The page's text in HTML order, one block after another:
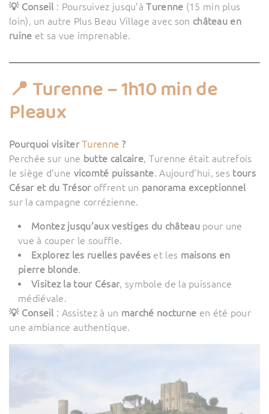
💡 Conseil : Poursuivez jusqu’àTurenne (15 min plus
loin), un autre Plus Beau Village avec son château en
ruine et sa vue imprenable.
📍 Turenne – 1h10 min de
Pleaux
Pourquoi visiterTurenne ?
Perchée sur une butte calcaire, Turenne était autrefois
le siège d’une vicomté puissante. Aujourd’hui, ses tours
César et du Trésoroffrent un panorama exceptionnel
sur la campagne corrézienne.
Montez jusqu’aux vestiges du châteaupour une
vue à couper le souffle.
Explorez les ruelles pavées et les maisons en
pierre blonde.
Visitez la tour César, symbole de la puissance
médiévale.
💡 Conseil : Assistez à un marché nocturne en été pour
une ambiance authentique.